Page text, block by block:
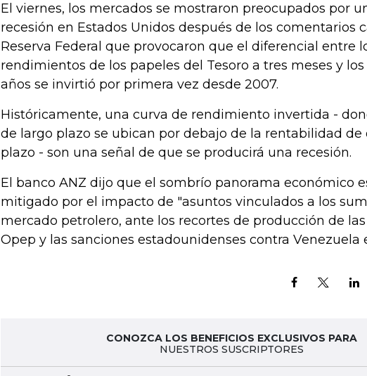
El viernes, los mercados se mostraron preocupados por
recesión en Estados Unidos después de los comentarios
Reserva Federal que provocaron que el diferencial entre
rendimientos de los papeles del Tesoro a tres meses y los
años se invirtió por primera vez desde 2007.
Históricamente, una curva de rendimiento invertida -
de largo plazo se ubican por debajo de la rentabilidad de
plazo - son una señal de que se producirá una recesión.
El banco ANZ dijo que el sombrío panorama económico
mitigado por el impacto de "asuntos vinculados a los
mercado petrolero, ante los recortes de producción de
Opep y las sanciones estadounidenses contra Venezuela
CONOZCA LOS BENEFICIOS EXCLUSIVOS PARA
NUESTROS SUSCRIPTORES